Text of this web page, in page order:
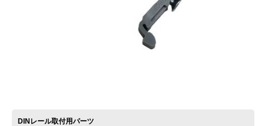
DINレール取付用パーツ